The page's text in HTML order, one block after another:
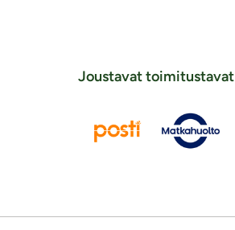
Joustavat toimitustavat